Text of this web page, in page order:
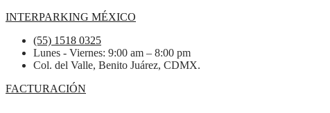
INTERPARKING MÉXICO
(55) 1518 0325
Lunes - Viernes: 9:00 am – 8:00 pm
Col. del Valle, Benito Juárez, CDMX.
FACTURACIÓN